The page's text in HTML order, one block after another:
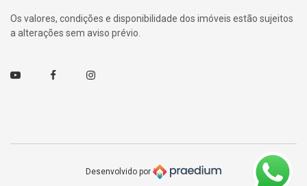
Os valores, condições e disponibilidade dos imóveis estão sujeitos
a alterações sem aviso prévio.
Youtube FacebookInstagram
Desenvolvido por